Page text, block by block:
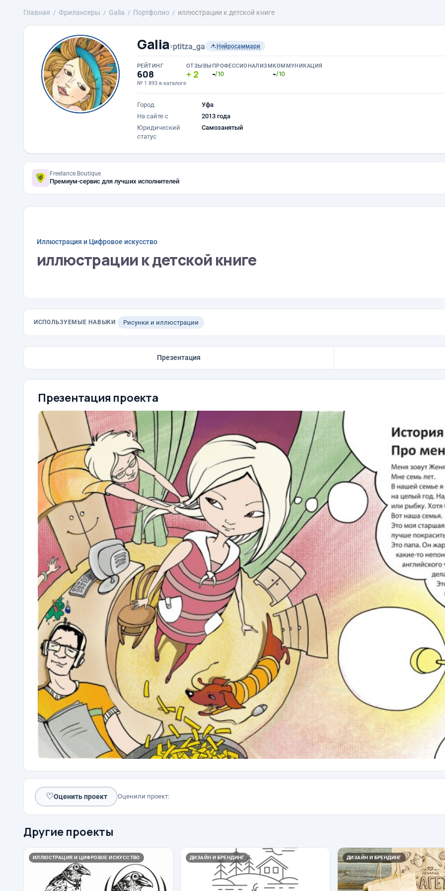
Главная Фрилансеры Galia Портфолио иллюстрации к детской книге
Galia›ptitza_ga Нейросаммари
РЕЙТИНГ
608
№ 1 893 в каталоге
ОТЗЫВЫ
2
ПРОФЕССИОНАЛИЗМ
-/10
КОММУНИКАЦИЯ
-/10
Город
Уфа
На сайте с
2013 года
Юридический
статус
Самозанятый
Freelance.Boutique
Премиум-сервис для лучших исполнителей
Иллюстрация и Цифровое искусство
иллюстрации к детской книге
ИСПОЛЬЗУЕМЫЕ НАВЫКИ Рисунки и иллюстрации
Презентация
Презентация проекта
♡Оценить проект Оценили проект:
Другие проекты
ИЛЛЮСТРАЦИЯ И ЦИФРОВОЕ ИСКУССТВО ДИЗАЙН И БРЕНДИНГ ДИЗАЙН И БРЕНДИНГ